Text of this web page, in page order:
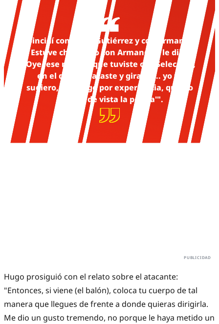
​Coincidí con Brian Gutiérrez y con Armando.
Estuve charlando con Armando y le dije:
'Oye, ese remate que tuviste con Selección,
en el que remataste y giraste... yo te
sugiero, te lo digo por experiencia, que no
pierdas de vista la pelota'".
​Hugo prosiguió con el relato sobre el atacante:
"Entonces, si viene (el balón), coloca tu cuerpo de tal
manera que llegues de frente a donde quieras dirigirla.
Me dio un gusto tremendo, no porque le haya metido un